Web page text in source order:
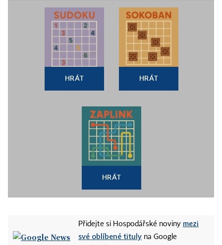
HRÁT HRÁT
HRÁT
Přidejte si Hospodářské noviny mezi
své oblíbené tituly na Google